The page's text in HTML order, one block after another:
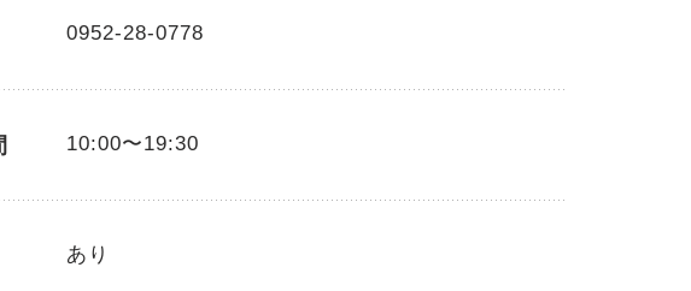
0952-28-0778
10:00〜19:30
あり